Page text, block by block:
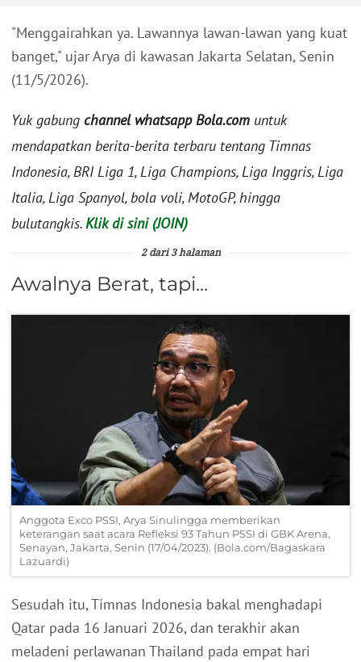
"Menggairahkan ya. Lawannya lawan-lawan yang kuat
banget," ujar Arya di kawasan Jakarta Selatan, Senin
(11/5/2026).
Yuk gabung channel whatsapp Bola.com untuk
mendapatkan berita-berita terbaru tentang Timnas
Indonesia, BRI Liga 1, Liga Champions, Liga Inggris, Liga
Italia, Liga Spanyol, bola voli, MotoGP, hingga
bulutangkis.Klik di sini (JOIN)
2 dari 3 halaman
Awalnya Berat, tapi...
Anggota Exco PSSI, Arya Sinulingga memberikan
keterangan saat acara Refleksi 93 Tahun PSSI di GBK Arena,
Senayan, Jakarta, Senin (17/04/2023). (Bola.com/Bagaskara
Lazuardi)
Sesudah itu, Timnas Indonesia bakal menghadapi
Qatar pada 16 Januari 2026, dan terakhir akan
meladeni perlawanan Thailand pada empat hari